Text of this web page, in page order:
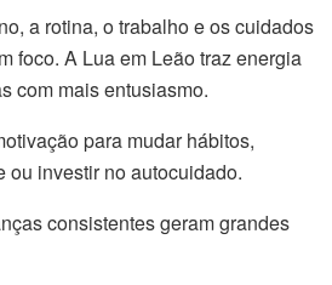
a rotina, o trabalho e os cuidados
foco. A Lua em Leão traz energia
com mais entusiasmo.
para mudar hábitos,
ou investir no autocuidado.
consistentes geram grandes